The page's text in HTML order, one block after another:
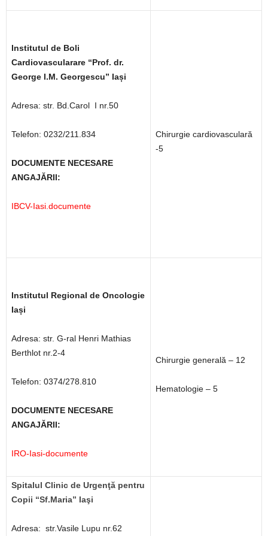
Institutul de Boli
Cardiovascularare “Prof. dr.
George I.M. Georgescu” Iași
Adresa: str. Bd.Carol I nr.50
Telefon: 0232/211.834
DOCUMENTE NECESARE
ANGAJĂRII:
IBCV-Iasi.documente
Chirurgie cardiovasculară
-5
Institutul Regional de Oncologie
Iași
Adresa: str. G-ral Henri Mathias
Berthlot nr.2-4
Telefon: 0374/278.810
DOCUMENTE NECESARE
ANGAJĂRII:
IRO-Iasi-documente
Chirurgie generală – 12
Hematologie – 5
Spitalul Clinic de Urgenţă pentru
Copii “Sf.Maria” Iaşi
Adresa: str.Vasile Lupu nr.62